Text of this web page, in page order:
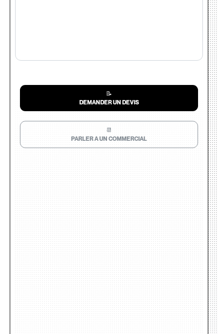
📝
DEMANDER UN DEVIS
📆
PARLER A UN COMMERCIAL